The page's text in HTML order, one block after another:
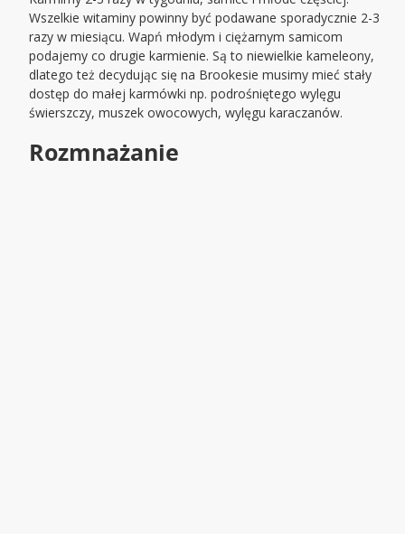
Wszelkie witaminy powinny być podawane sporadycznie 2-3
razy w miesiącu. Wapń młodym i ciężarnym samicom
podajemy co drugie karmienie. Są to niewielkie kameleony,
dlatego też decydując się na Brookesie musimy mieć stały
dostęp do małej karmówki np. podrośniętego wylęgu
świerszczy, muszek owocowych, wylęgu karaczanów.
Rozmnażanie